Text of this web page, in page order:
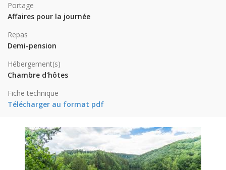
Portage
Affaires pour la journée
Repas
Demi-pension
Hébergement(s)
Chambre d'hôtes
Fiche technique
Télécharger au format pdf